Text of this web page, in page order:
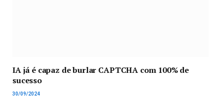
IA já é capaz de burlar CAPTCHA com 100% de
sucesso
30/09/2024